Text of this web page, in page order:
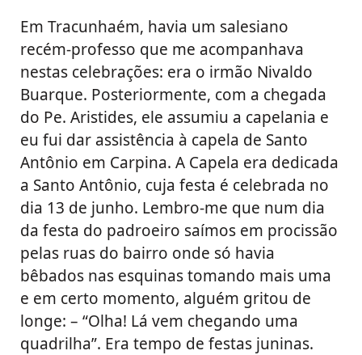
Em Tracunhaém, havia um salesiano
recém-professo que me acompanhava
nestas celebrações: era o irmão Nivaldo
Buarque. Posteriormente, com a chegada
do Pe. Aristides, ele assumiu a capelania e
eu fui dar assistência à capela de Santo
Antônio em Carpina. A Capela era dedicada
a Santo Antônio, cuja festa é celebrada no
dia 13 de junho. Lembro-me que num dia
da festa do padroeiro saímos em procissão
pelas ruas do bairro onde só havia
bêbados nas esquinas tomando mais uma
e em certo momento, alguém gritou de
longe: – “Olha! Lá vem chegando uma
quadrilha”. Era tempo de festas juninas.